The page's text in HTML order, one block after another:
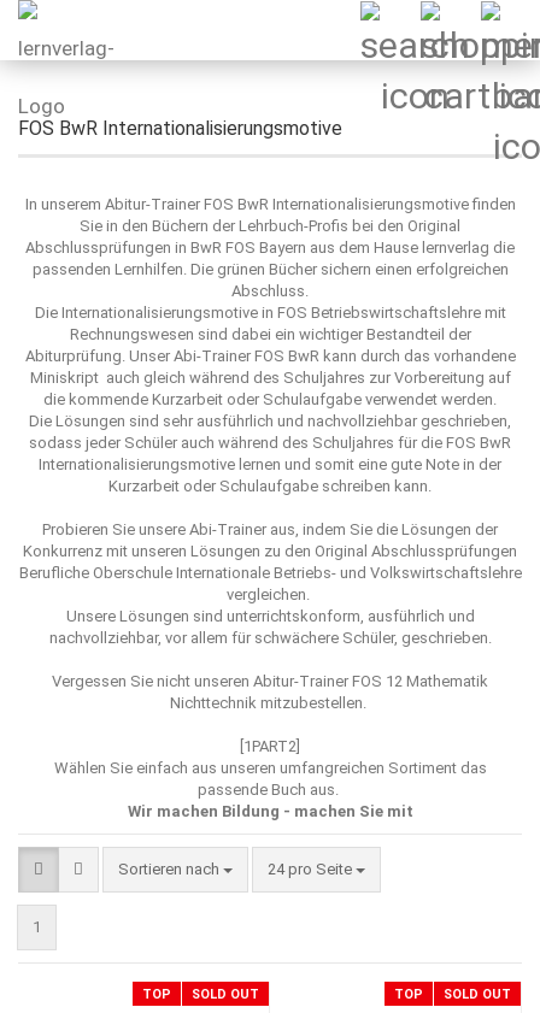
FOS BwR Internationalisierungsmotive
In unserem Abitur-Trainer FOS BwR Internationalisierungsmotive finden
Sie in den Büchern der Lehrbuch-Profis bei den Original
Abschlussprüfungen in BwR FOS Bayern aus dem Hause lernverlag die
passenden Lernhilfen. Die grünen Bücher sichern einen erfolgreichen
Abschluss.
Die Internationalisierungsmotive in FOS Betriebswirtschaftslehre mit
Rechnungswesen sind dabei ein wichtiger Bestandteil der
Abiturprüfung. Unser Abi-Trainer FOS BwR kann durch das vorhandene
Miniskript auch gleich während des Schuljahres zur Vorbereitung auf
die kommende Kurzarbeit oder Schulaufgabe verwendet werden.
Die Lösungen sind sehr ausführlich und nachvollziehbar geschrieben,
sodass jeder Schüler auch während des Schuljahres für die FOS BwR
Internationalisierungsmotive lernen und somit eine gute Note in der
Kurzarbeit oder Schulaufgabe schreiben kann.
Probieren Sie unsere Abi-Trainer aus, indem Sie die Lösungen der
Konkurrenz mit unseren Lösungen zu den Original Abschlussprüfungen
Berufliche Oberschule Internationale Betriebs- und Volkswirtschaftslehre
vergleichen.
Unsere Lösungen sind unterrichtskonform, ausführlich und
nachvollziehbar, vor allem für schwächere Schüler, geschrieben.
Vergessen Sie nicht unseren Abitur-Trainer FOS 12 Mathematik
Nichttechnik mitzubestellen.
[1PART2]
Wählen Sie einfach aus unseren umfangreichen Sortiment das
passende Buch aus.
Wir machen Bildung - machen Sie mit
Sortieren nach
Sortieren nach 24 pro Seite
pro Seite
1
TOP SOLD OUT TOP SOLD OUT